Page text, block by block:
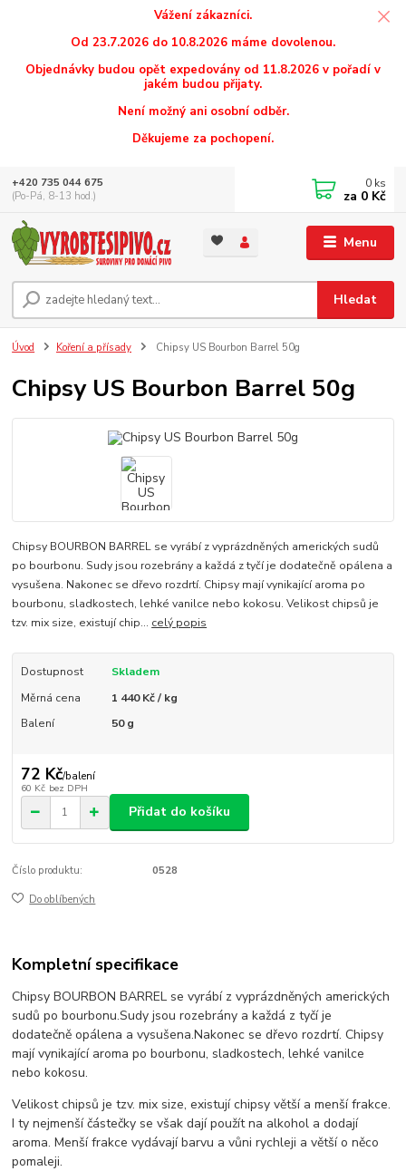
Vážení zákazníci.
Od 23.7.2026 do 10.8.2026 máme dovolenou.
Objednávky budou opět expedovány od 11.8.2026 v pořadí v
jakém budou přijaty.
Není možný ani osobní odběr.
Děkujeme za pochopení.
Menu
Hledat
+420 735 044 675
(Po-Pá, 8-13 hod.)
0 ks
za 0 Kč
Úvod Koření a přísady Chipsy US Bourbon Barrel 50g
Chipsy US Bourbon Barrel 50g
Chipsy BOURBON BARREL se vyrábí z vyprázdněných amerických sudů
po bourbonu. Sudy jsou rozebrány a každá z tyčí je dodatečně opálena a
vysušena. Nakonec se dřevo rozdrtí. Chipsy mají vynikající aroma po
bourbonu, sladkostech, lehké vanilce nebo kokosu. Velikost chipsů je
tzv. mix size, existují chip... celý popis
Dostupnost
Skladem
Měrná cena
1 440 Kč / kg
Balení
50 g
72 Kč/balení
60 Kč bez DPH
Přidat do košíku
Číslo produktu: 0528
Do oblíbených
Kompletní specifikace
Chipsy BOURBON BARREL se vyrábí z vyprázdněných amerických
sudů po bourbonu.Sudy jsou rozebrány a každá z tyčí je
dodatečně opálena a vysušena.Nakonec se dřevo rozdrtí. Chipsy
mají vynikající aroma po bourbonu, sladkostech, lehké vanilce
nebo kokosu.
Velikost chipsů je tzv. mix size, existují chipsy větší a menší frakce.
I ty nejmenší částečky se však dají použít na alkohol a dodají
aroma. Menší frakce vydávají barvu a vůni rychleji a větší o něco
pomaleji.